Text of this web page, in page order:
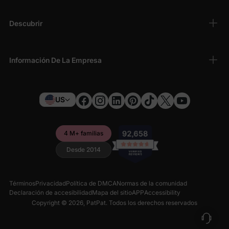
Descubrir
Información De La Empresa
US
4 M+ familias
Desde 2014
TérminosPrivacidadPolítica de DMCANormas de la comunidad
Declaración de accesibilidadMapa del sitioAPPAccessibility
Copyright © 2026, PatPat. Todos los derechos reservados